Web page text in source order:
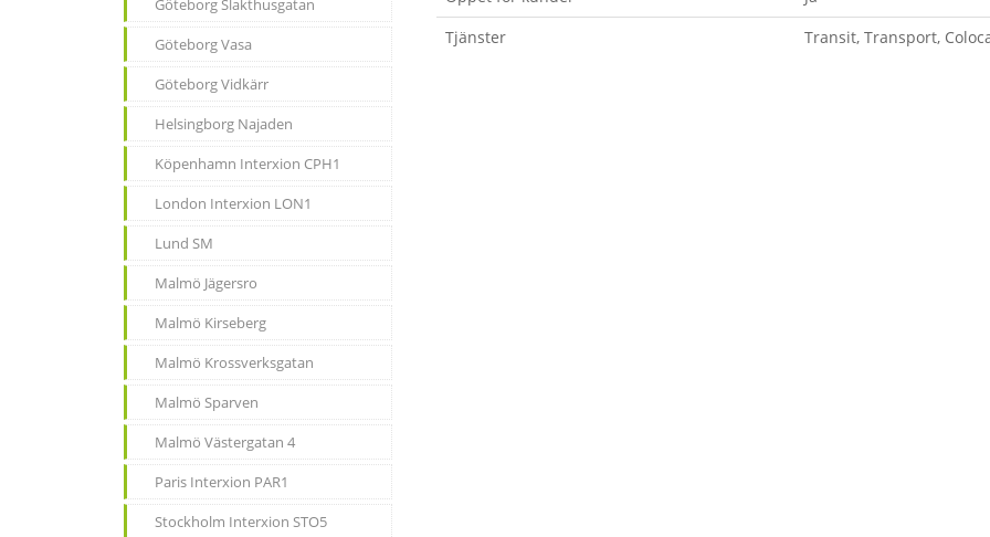
Göteborg Slakthusgatan
Göteborg Vasa
Göteborg Vidkärr
Helsingborg Najaden
Köpenhamn Interxion CPH1
London Interxion LON1
Lund SM
Malmö Jägersro
Malmö Kirseberg
Malmö Krossverksgatan
Malmö Sparven
Malmö Västergatan 4
Paris Interxion PAR1
Stockholm Interxion STO5
Tjänster
Transit, Transport,